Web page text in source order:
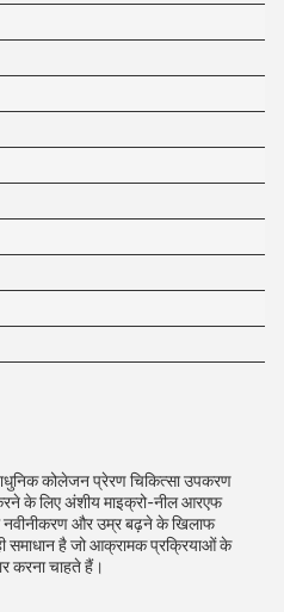
कोलेजन प्रेरण चिकित्सा उपकरण
के लिए अंशीय माइक्रो-नील आरएफ
नवीनीकरण और उम्र बढ़ने के खिलाफ
समाधान है जो आक्रामक प्रक्रियाओं के
करना चाहते हैं।